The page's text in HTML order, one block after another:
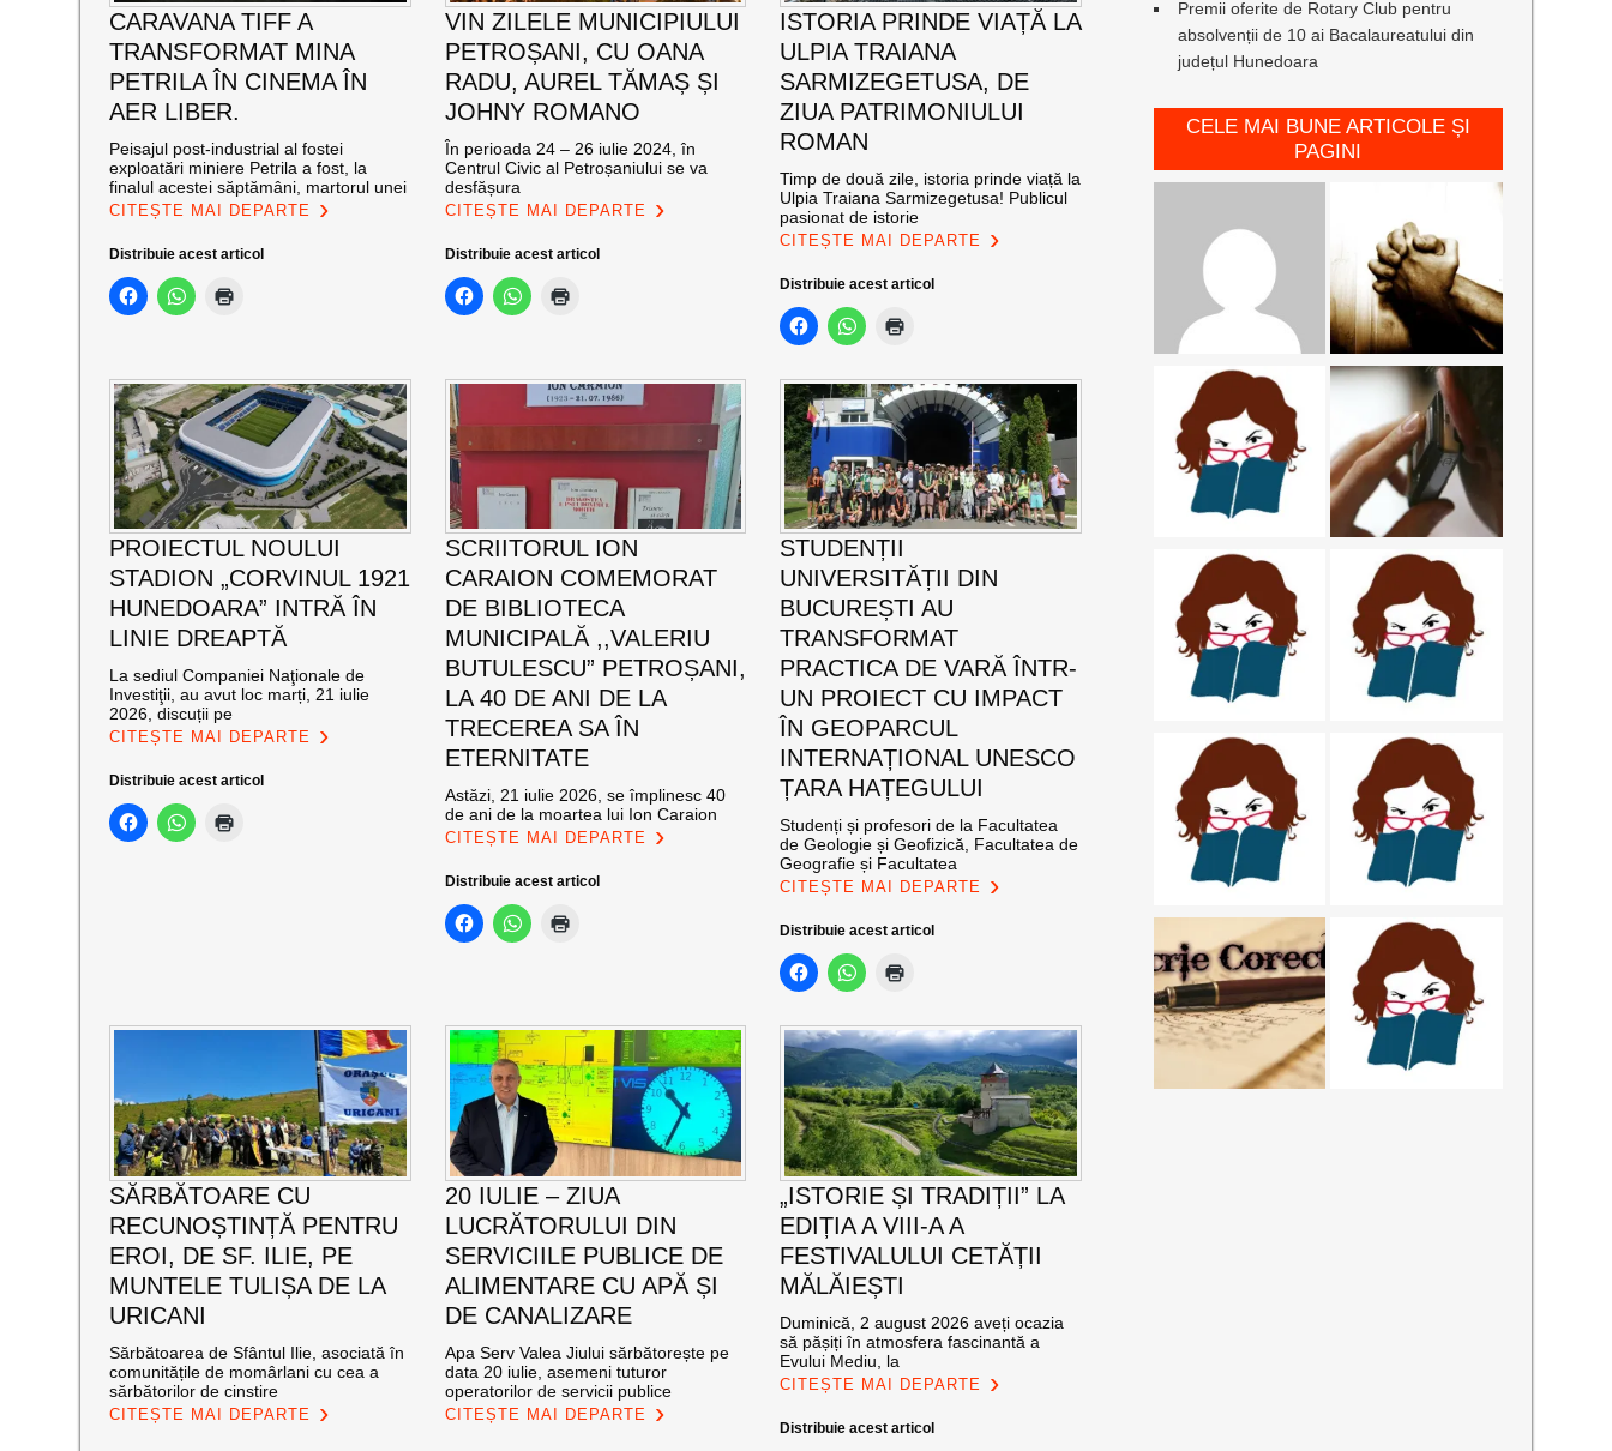
CARAVANA TIFF A
TRANSFORMAT MINA
PETRILA ÎN CINEMA ÎN
AER LIBER.
Peisajul post-industrial al fostei
exploatări miniere Petrila a fost, la
finalul acestei săptămâni, martorul unei
CITEȘTE MAI DEPARTE
Distribuie acest articol
VIN ZILELE MUNICIPIULUI
PETROȘANI, CU OANA
RADU, AUREL TĂMAȘ ȘI
JOHNY ROMANO
În perioada 24 – 26 iulie 2024, în
Centrul Civic al Petroșaniului se va
desfășura
CITEȘTE MAI DEPARTE
Distribuie acest articol
ISTORIA PRINDE VIAȚĂ LA
ULPIA TRAIANA
SARMIZEGETUSA, DE
ZIUA PATRIMONIULUI
ROMAN
Timp de două zile, istoria prinde viață la
Ulpia Traiana Sarmizegetusa! Publicul
pasionat de istorie
CITEȘTE MAI DEPARTE
Distribuie acest articol
PROIECTUL NOULUI
STADION „CORVINUL 1921
HUNEDOARA” INTRĂ ÎN
LINIE DREAPTĂ
La sediul Companiei Naţionale de
Investiţii, au avut loc marți, 21 iulie
2026, discuții pe
CITEȘTE MAI DEPARTE
Distribuie acest articol
SCRIITORUL ION
CARAION COMEMORAT
DE BIBLIOTECA
MUNICIPALĂ ,,VALERIU
BUTULESCU” PETROȘANI,
LA 40 DE ANI DE LA
TRECEREA SA ÎN
ETERNITATE
Astăzi, 21 iulie 2026, se împlinesc 40
de ani de la moartea lui Ion Caraion
CITEȘTE MAI DEPARTE
Distribuie acest articol
STUDENȚII
UNIVERSITĂȚII DIN
BUCUREȘTI AU
TRANSFORMAT
PRACTICA DE VARĂ ÎNTR-
UN PROIECT CU IMPACT
ÎN GEOPARCUL
INTERNAȚIONAL UNESCO
ȚARA HAȚEGULUI
Studenți și profesori de la Facultatea
de Geologie și Geofizică, Facultatea de
Geografie și Facultatea
CITEȘTE MAI DEPARTE
Distribuie acest articol
SĂRBĂTOARE CU
RECUNOȘTINȚĂ PENTRU
EROI, DE SF. ILIE, PE
MUNTELE TULIȘA DE LA
URICANI
Sărbătoarea de Sfântul Ilie, asociată în
comunitățile de momârlani cu cea a
sărbătorilor de cinstire
CITEȘTE MAI DEPARTE
20 IULIE – ZIUA
LUCRĂTORULUI DIN
SERVICIILE PUBLICE DE
ALIMENTARE CU APĂ ȘI
DE CANALIZARE
Apa Serv Valea Jiului sărbătorește pe
data 20 iulie, asemeni tuturor
operatorilor de servicii publice
CITEȘTE MAI DEPARTE
„ISTORIE ȘI TRADIȚII” LA
EDIȚIA A VIII-A A
FESTIVALULUI CETĂȚII
MĂLĂIEȘTI
Duminică, 2 august 2026 aveți ocazia
să pășiți în atmosfera fascinantă a
Evului Mediu, la
CITEȘTE MAI DEPARTE
Distribuie acest articol
Premii oferite de Rotary Club pentru
absolvenții de 10 ai Bacalaureatului din
județul Hunedoara
CELE MAI BUNE ARTICOLE ȘI
PAGINI